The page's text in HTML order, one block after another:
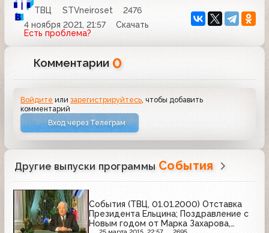
ТВЦ STVneiroset
2476
4 ноября 2021, 21:57
Скачать
Есть проблема?
Комментарии 0
Войдите илизарегистрируйтесь, чтобы добавить
комментарий
Вход через Телеграм
Другие выпуски программы События
События (ТВЦ, 01.01.2000) Отставка
Президента Ельцина; Поздравление с
Новым годом от Марка Захарова,